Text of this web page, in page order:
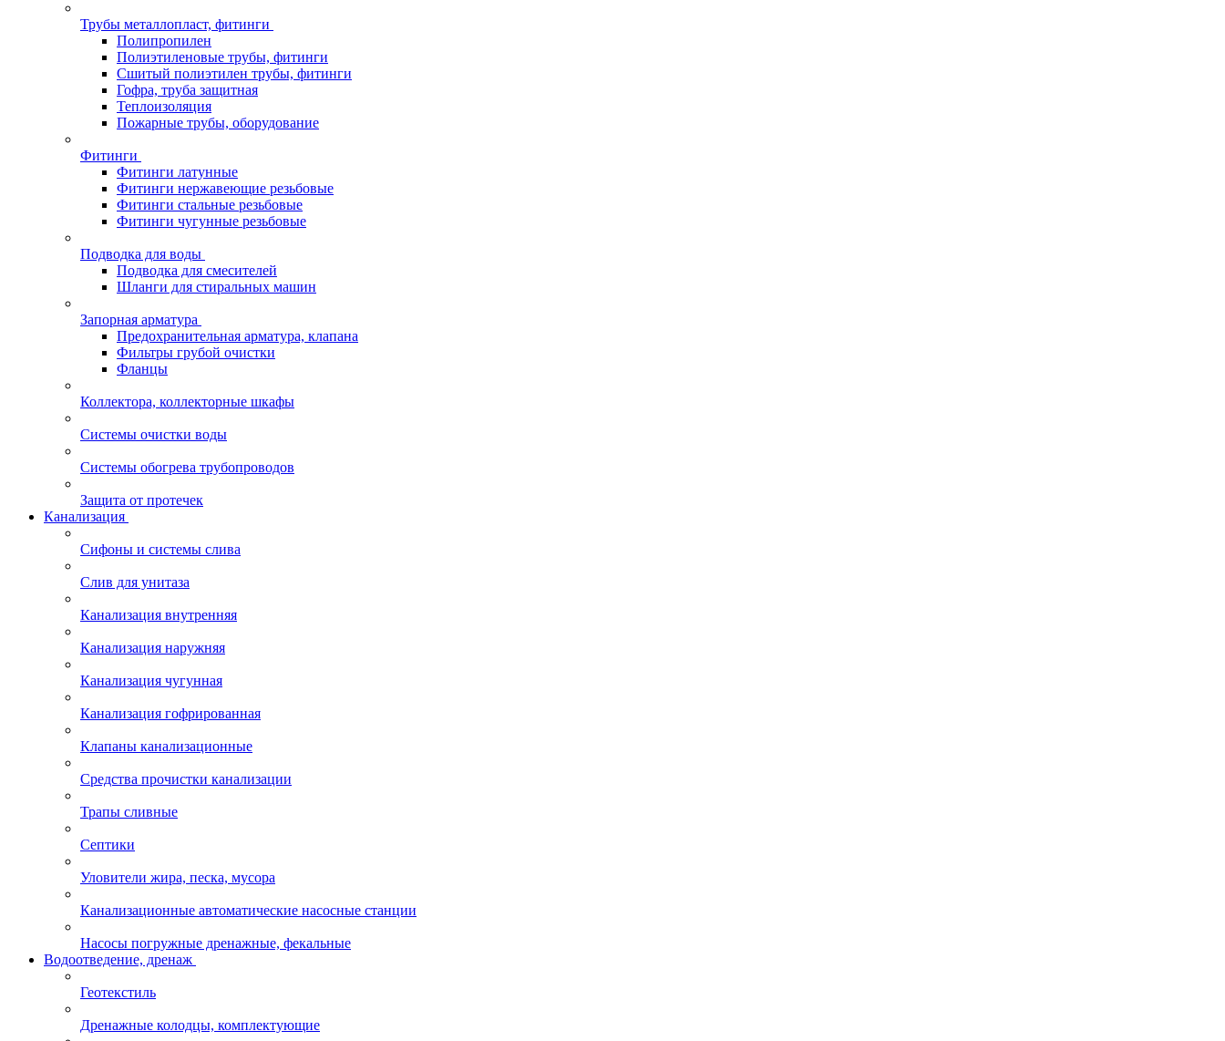
Трубы металлопласт, фитинги
Полипропилен
Полиэтиленовые трубы, фитинги
Сшитый полиэтилен трубы, фитинги
Гофра, труба защитная
Теплоизоляция
Пожарные трубы, оборудование
Фитинги
Фитинги латунные
Фитинги нержавеющие резьбовые
Фитинги стальные резьбовые
Фитинги чугунные резьбовые
Подводка для воды
Подводка для смесителей
Шланги для стиральных машин
Запорная арматура
Предохранительная арматура, клапана
Фильтры грубой очистки
Фланцы
Коллектора, коллекторные шкафы
Системы очистки воды
Системы обогрева трубопроводов
Защита от протечек
Канализация
Сифоны и системы слива
Слив для унитаза
Канализация внутренняя
Канализация наружняя
Канализация чугунная
Канализация гофрированная
Клапаны канализационные
Средства прочистки канализации
Трапы сливные
Септики
Уловители жира, песка, мусора
Канализационные автоматические насосные станции
Насосы погружные дренажные, фекальные
Водоотведение, дренаж
Геотекстиль
Дренажные колодцы, комплектующие